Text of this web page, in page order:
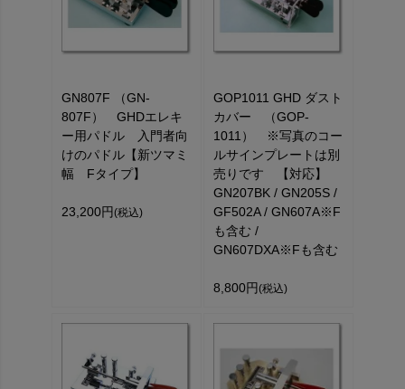
GN807F （GN-
807F） GHDエレキ
ー用パドル 入門者向
けのパドル【新ツマミ
幅 Fタイプ】
23,200円 (税込)
GOP1011 GHD ダスト
カバー （GOP-
1011） ※写真のコー
ルサインプレートは別
売りです 【対応】
GN207BK / GN205S /
GF502A / GN607A※F
も含む /
GN607DXA※Fも含む
8,800円 (税込)